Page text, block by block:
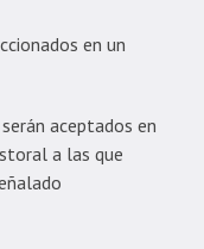
en un
aceptados en
a las que